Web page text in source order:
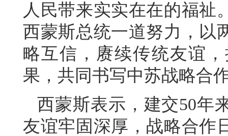
人民带来实实在在的福祉
西蒙斯总统一道努力，以
略互信，赓续传统友谊
果，共同书写中苏战略合
西蒙斯表示，建交50年
友谊牢固深厚，战略合作